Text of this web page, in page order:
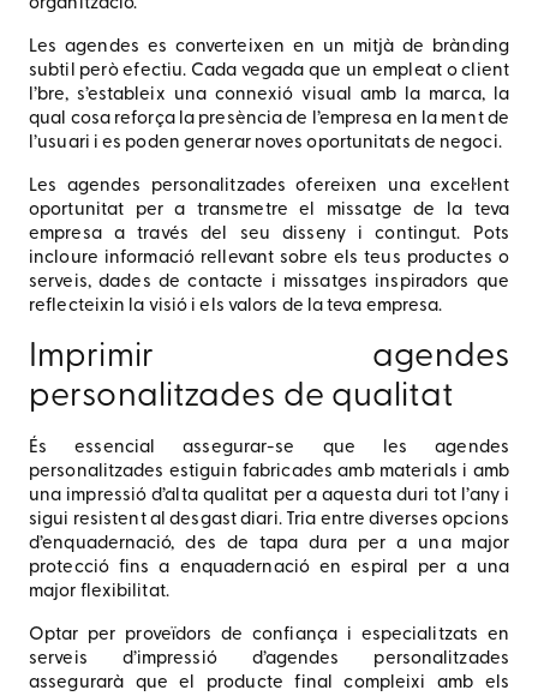
organització.
Les agendes es converteixen en un mitjà de brànding
subtil però efectiu. Cada vegada que un empleat o client
l’bre, s’estableix una connexió visual amb la marca, la
qual cosa reforça la presència de l’empresa en la ment de
l’usuari i es poden generar noves oportunitats de negoci.
Les agendes personalitzades ofereixen una excel·lent
oportunitat per a transmetre el missatge de la teva
empresa a través del seu disseny i contingut. Pots
incloure informació rellevant sobre els teus productes o
serveis, dades de contacte i missatges inspiradors que
reflecteixin la visió i els valors de la teva empresa.
Imprimir agendes
personalitzades de qualitat
És essencial assegurar-se que les agendes
personalitzades estiguin fabricades amb materials i amb
una impressió d’alta qualitat per a aquesta duri tot l’any i
sigui resistent al desgast diari. Tria entre diverses opcions
d’enquadernació, des de tapa dura per a una major
protecció fins a enquadernació en espiral per a una
major flexibilitat.
Optar per proveïdors de confiança i especialitzats en
serveis d’impressió d’agendes personalitzades
assegurarà que el producte final compleixi amb els